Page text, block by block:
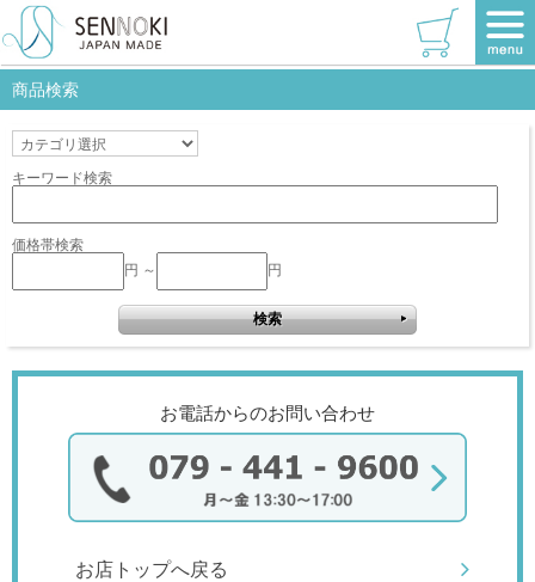
TOP >
該当商品はありません。
商品検索
キーワード検索
価格帯検索
円 ～
円
お電話からのお問い合わせ
お店トップへ戻る